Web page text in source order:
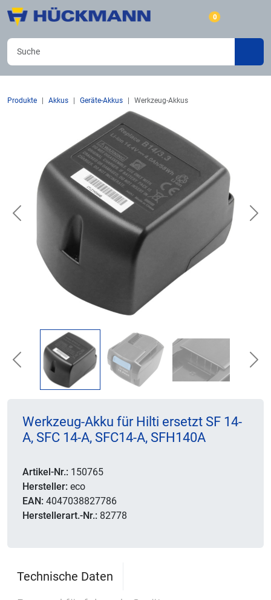
0
Produkte Akkus Geräte-Akkus Werkzeug-Akkus
Previous
Previous
Werkzeug-Akku für Hilti ersetzt SF 14-
A, SFC 14-A, SFC14-A, SFH140A
Artikel-Nr.: 150765
Hersteller: eco
EAN: 4047038827786
Herstellerart.-Nr.: 82778
Technische Daten